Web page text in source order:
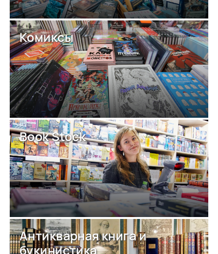
Комиксы
Book Stock
Антикварная книга и
букинистика